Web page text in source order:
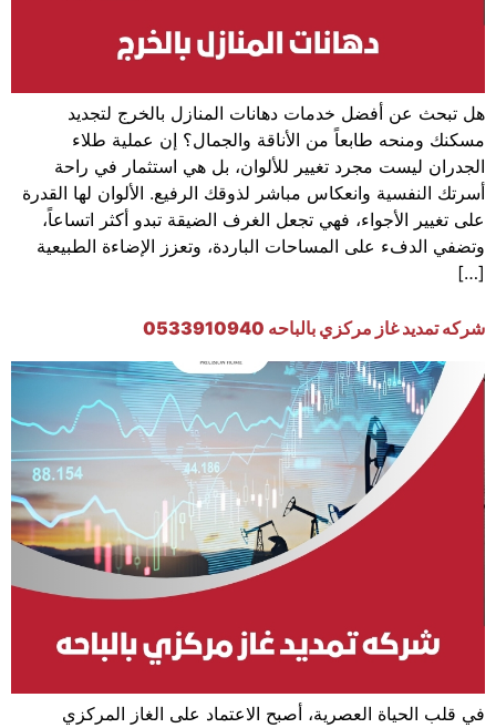
هل تبحث عن أفضل خدمات دهانات المنازل بالخرج لتجديد
مسكنك ومنحه طابعاً من الأناقة والجمال؟ إن عملية طلاء
الجدران ليست مجرد تغيير للألوان، بل هي استثمار في راحة
أسرتك النفسية وانعكاس مباشر لذوقك الرفيع. الألوان لها القدرة
على تغيير الأجواء، فهي تجعل الغرف الضيقة تبدو أكثر اتساعاً،
وتضفي الدفء على المساحات الباردة، وتعزز الإضاءة الطبيعية
[…]
شركه تمديد غاز مركزي بالباحه 0533910940
في قلب الحياة العصرية، أصبح الاعتماد على الغاز المركزي